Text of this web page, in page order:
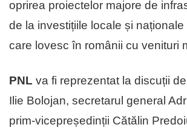
oprirea proiectelor majore de
de la investițiile locale și
care lovesc în românii cu venituri
PNL va fi reprezentat la discuții
Ilie Bolojan, secretarul general
prim-vicepreședinții Cătălin